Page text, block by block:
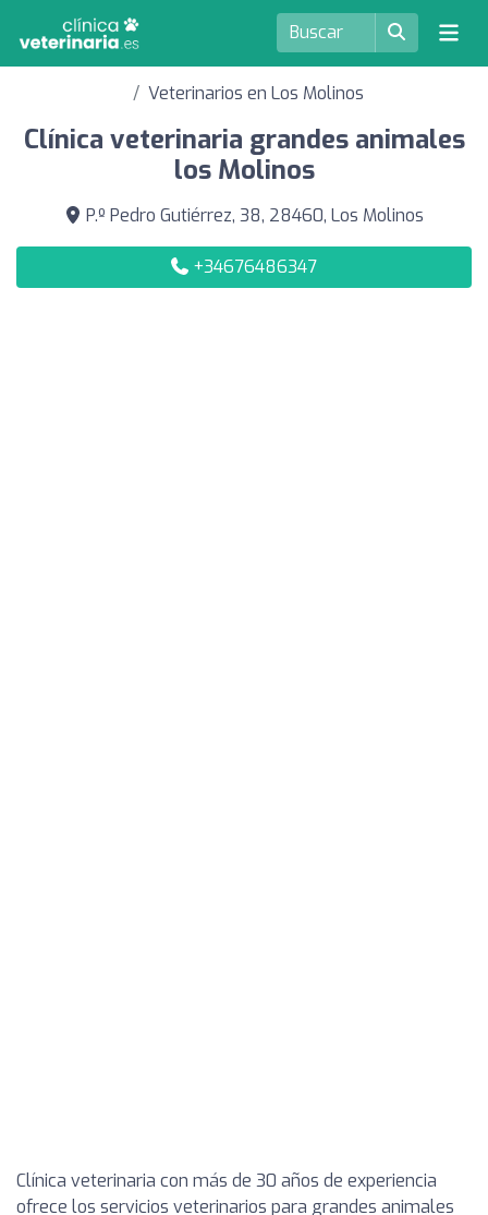
Veterinarios en Los Molinos
Clínica veterinaria grandes animales
los Molinos
P.º Pedro Gutiérrez, 38, 28460, Los Molinos
+34676486347
Clínica veterinaria con más de 30 años de experiencia
ofrece los servicios veterinarios para grandes animales